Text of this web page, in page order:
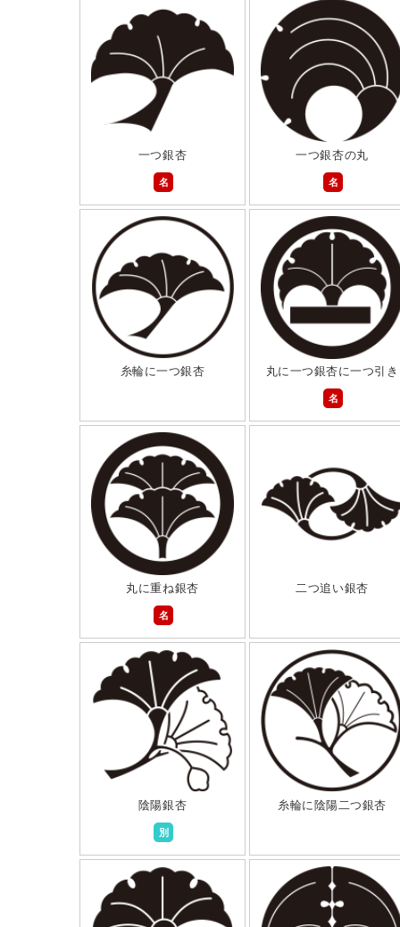
一つ銀杏
名
一つ銀杏の丸
名
糸輪に一つ銀杏
丸に一つ銀杏に一つ引き
名
丸に重ね銀杏
名
二つ追い銀杏
陰陽銀杏
別
糸輪に陰陽二つ銀杏